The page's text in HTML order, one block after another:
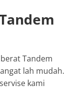
Tandem
lah mudah.
kami